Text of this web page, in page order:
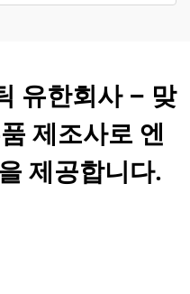
유한회사 – 맞
제조사로 엔
제공합니다.